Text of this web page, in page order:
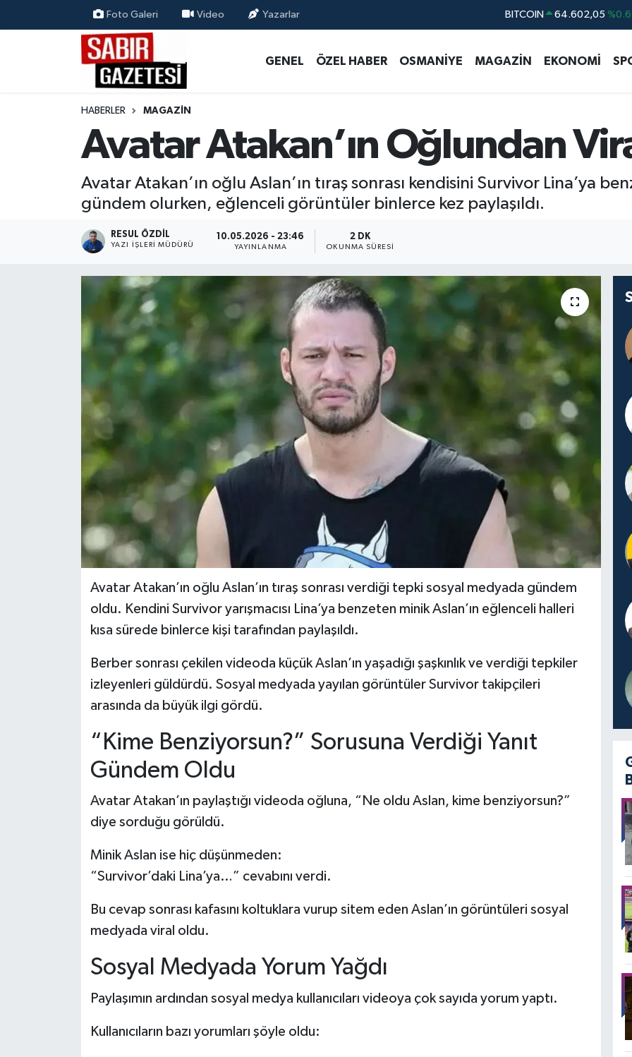
Foto Galeri Video Yazarlar DOLAR 47,6006
STERLİN 64,2398
BITCOIN 64.602,05
GENEL ÖZEL HABER OSMANİYE MAGAZİN EKONOMİ
HABERLER MAGAZİN
Avatar Atakan’ın Oğlundan
Avatar Atakan’ın oğlu Aslan’ın tıraş sonrası kendisini Survivor Lina’ya
gündem olurken, eğlenceli görüntüler binlerce kez paylaşıldı.
RESUL ÖZDIL
YAZI İŞLERI MÜDÜRÜ
10.05.2026 - 23:46
YAYINLANMA
2 DK
OKUNMA SÜRESI
Avatar Atakan’ın oğlu Aslan’ın tıraş sonrası verdiği tepki sosyal medyada gündem
oldu. Kendini Survivor yarışmacısı Lina’ya benzeten minik Aslan’ın eğlenceli halleri
kısa sürede binlerce kişi tarafından paylaşıldı.
Berber sonrası çekilen videoda küçük Aslan’ın yaşadığı şaşkınlık ve verdiği tepkiler
izleyenleri güldürdü. Sosyal medyada yayılan görüntüler Survivor takipçileri
arasında da büyük ilgi gördü.
“Kime Benziyorsun?” Sorusuna Verdiği Yanıt
Gündem Oldu
Avatar Atakan’ın paylaştığı videoda oğluna, “Ne oldu Aslan, kime benziyorsun?”
diye sorduğu görüldü.
Minik Aslan ise hiç düşünmeden:
“Survivor’daki Lina’ya…” cevabını verdi.
Bu cevap sonrası kafasını koltuklara vurup sitem eden Aslan’ın görüntüleri sosyal
medyada viral oldu.
Sosyal Medyada Yorum Yağdı
Paylaşımın ardından sosyal medya kullanıcıları videoya çok sayıda yorum yaptı.
Kullanıcıların bazı yorumları şöyle oldu:
ÖZEL HABER
MAGAZİN
EKONOMİ
Osmaniye Nöbetçi Eczaneler
Osmaniye Hava Durumu
Süper Lig Puan Durumu ve Fikstür
Tüm Manşetler
Son Dakika Haberleri